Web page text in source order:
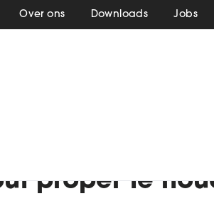
Over ons Downloads Jobs
proper te